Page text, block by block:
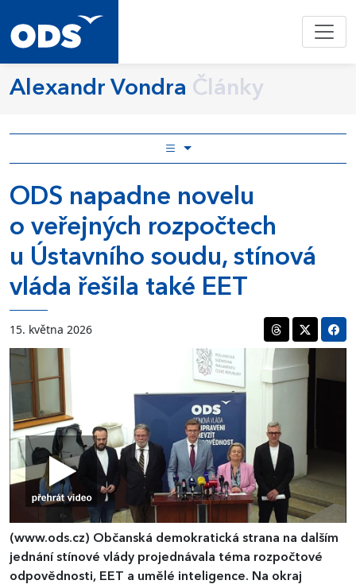
Alexandr Vondra Články
ODS napadne novelu
o veřejných rozpočtech
u Ústavního soudu, stínová
vláda řešila také EET
15. května 2026
(www.ods.cz) Občanská demokratická strana na dalším
jednání stínové vlády projednávala téma rozpočtové
odpovědnosti, EET a umělé inteligence. Na okraj